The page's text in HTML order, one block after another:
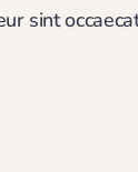
sint